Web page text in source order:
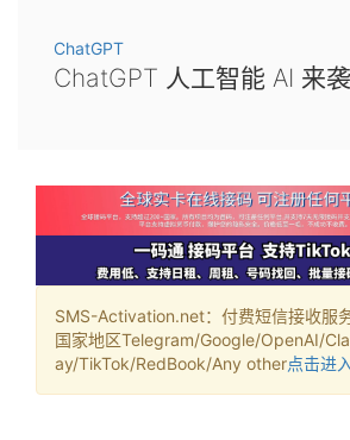
ChatGPT
ChatGPT 人工智能 AI 来袭
SMS-Activation.net：付费短信接收服
国家地区Telegram/Google/OpenAI/
ay/TikTok/RedBook/Any other点击进入